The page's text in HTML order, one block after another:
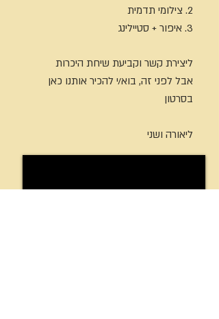
2. צילומי תדמית
3. איפור + סטיילינג
ליצירת קשר וקביעת שיחת היכרות
אבל לפני זה, בוא/י להכיר אותנו כאן
בסרטון
ליאורה ושני